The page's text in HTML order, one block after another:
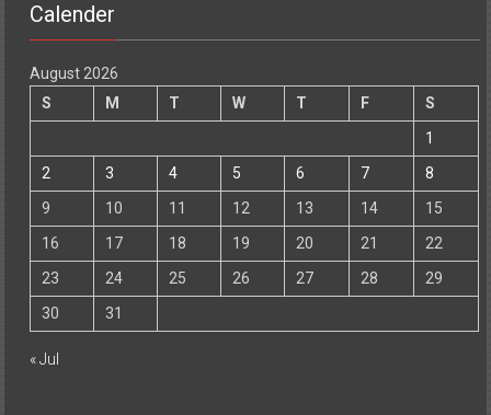
Calender
August 2026
S
M T W T F
S
1
2
3 4 5 6 7
8
9
10 11 12 13 14
15
16
17 18 19 20 21
22
23
24 25 26 27 28
29
30
31
« Jul